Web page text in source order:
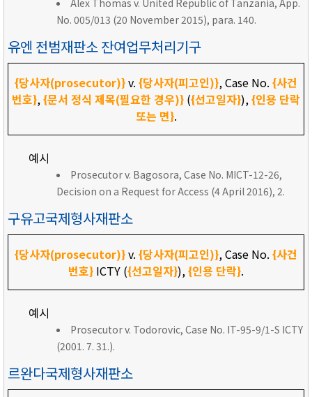
Alex Thomas v. United Republic of Tanzania, App.
No. 005/013 (20 November 2015), para. 140.
유엔 전범재판소 잔여업무처리기구
{당사자(prosecutor)}v. {당사자(피고인)}, Case No. {사건
번호},{문서 정식 제목(필요한 경우)} ({선고일자}),{인용 단락
또는 면}.
예시
Prosecutor v. Bagosora, Case No. MICT-12-26,
Decision on a Request for Access (4 April 2016), 2.
구유고국제형사재판소
{당사자(prosecutor)}v. {당사자(피고인)}, Case No. {사건
번호} ICTY ({선고일자}),{인용 단락}.
예시
Prosecutor v. Todorovic, Case No. IT-95-9/1-S ICTY
(2001. 7. 31.).
르완다국제형사재판소